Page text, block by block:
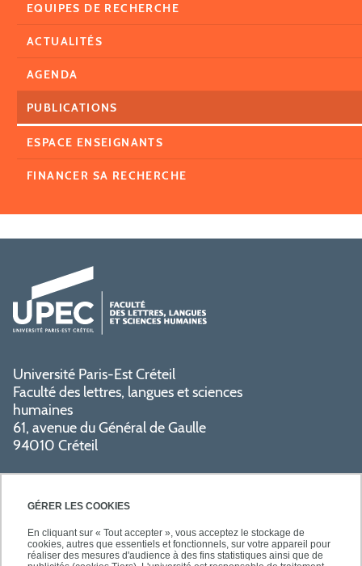
GÉRER LES COOKIES
En cliquant sur « Tout accepter », vous acceptez le stockage de
cookies, autres que essentiels et fonctionnels, sur votre appareil pour
réaliser des mesures d'audience à des fins statistiques ainsi que de
EQUIPES DE RECHERCHE
ACTUALITÉS
AGENDA
PUBLICATIONS
ESPACE ENSEIGNANTS
FINANCER SA RECHERCHE
Université Paris-Est Créteil
Faculté des lettres, langues et sciences
humaines
61, avenue du Général de Gaulle
94010 Créteil